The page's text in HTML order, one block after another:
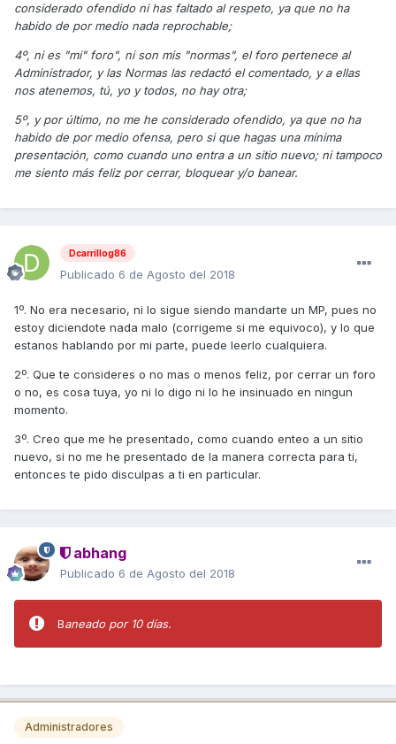
considerado ofendido ni has faltado al respeto, ya que no ha
habido de por medio nada reprochable;
4º, ni es "mi" foro", ni son mis "normas", el foro pertenece al
Administrador, y las Normas las redactó el comentado, y a ellas
nos atenemos, tú, yo y todos, no hay otra;
5º, y por último, no me he considerado ofendido, ya que no ha
habido de por medio ofensa, pero si que hagas una mínima
presentación, como cuando uno entra a un sitio nuevo; ni tampoco
me siento más feliz por cerrar, bloquear y/o banear.
Dcarrillog86
Publicado 6 de Agosto del 2018
1º. No era necesario, ni lo sigue siendo mandarte un MP, pues no
estoy diciendote nada malo (corrigeme si me equivoco), y lo que
estanos hablando por mi parte, puede leerlo cualquiera.
2º. Que te consideres o no mas o menos feliz, por cerrar un foro
o no, es cosa tuya, yo ni lo digo ni lo he insinuado en ningun
momento.
3º. Creo que me he presentado, como cuando enteo a un sitio
nuevo, si no me he presentado de la manera correcta para ti,
entonces te pido disculpas a ti en particular.
abhang
Publicado 6 de Agosto del 2018
Baneado por 10 días.
Administradores